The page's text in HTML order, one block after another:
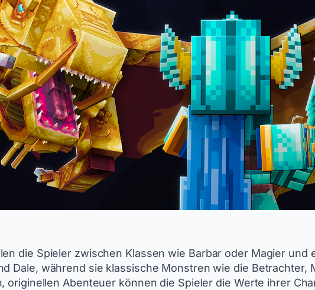
die Spieler zwischen Klassen wie Barbar oder Magier
Dale, während sie klassische Monstren wie die Betrachter,
originellen Abenteuer können die Spieler die Werte ihrer